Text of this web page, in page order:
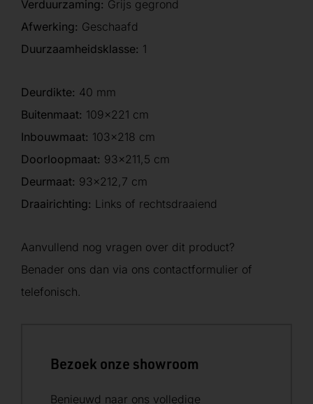
Verduurzaming: Grijs gegrond
Afwerking: Geschaafd
Duurzaamheidsklasse: 1
Deurdikte: 40 mm
Buitenmaat: 109×221 cm
Inbouwmaat: 103×218 cm
Doorloopmaat: 93×211,5 cm
Deurmaat: 93×212,7 cm
Draairichting: Links of rechtsdraaiend
Aanvullend nog vragen over dit product?
Benader ons dan via ons contactformulier of
telefonisch.
Bezoek onze showroom
Benieuwd naar ons volledige